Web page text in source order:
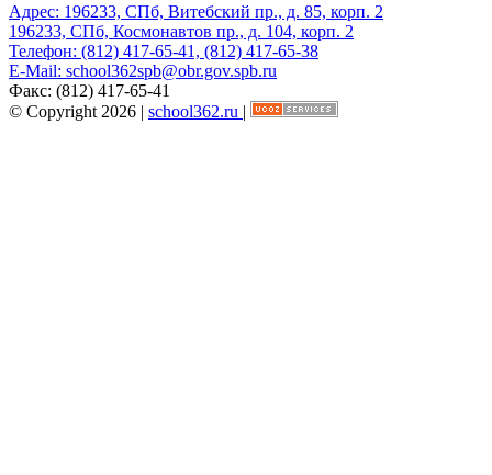
Адрес: 196233, СПб, Витебский пр., д. 85, корп. 2
196233, СПб, Космонавтов пр., д. 104, корп. 2
Телефон: (812) 417-65-41, (812) 417-65-38
E-Mail: school362spb@obr.gov.spb.ru
Факс: (812) 417-65-41
© Copyright 2026 | school362.ru |